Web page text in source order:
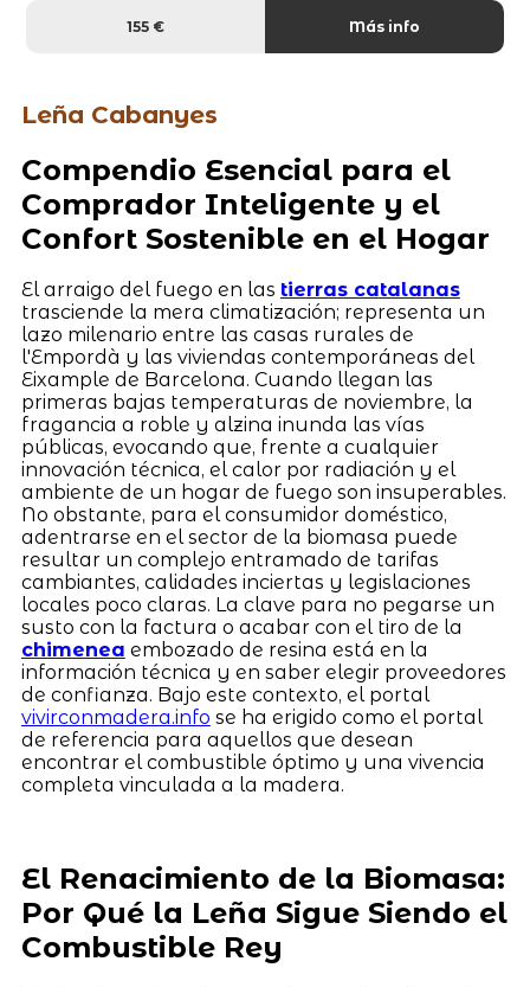
155 € Más info
Leña Cabanyes
Compendio Esencial para el
Comprador Inteligente y el
Confort Sostenible en el Hogar
El arraigo del fuego en las tierras catalanas
trasciende la mera climatización; representa un
lazo milenario entre las casas rurales de
l'Empordà y las viviendas contemporáneas del
Eixample de Barcelona. Cuando llegan las
primeras bajas temperaturas de noviembre, la
fragancia a roble y alzina inunda las vías
públicas, evocando que, frente a cualquier
innovación técnica, el calor por radiación y el
ambiente de un hogar de fuego son insuperables.
No obstante, para el consumidor doméstico,
adentrarse en el sector de la biomasa puede
resultar un complejo entramado de tarifas
cambiantes, calidades inciertas y legislaciones
locales poco claras. La clave para no pegarse un
susto con la factura o acabar con el tiro de la
chimenea embozado de resina está en la
información técnica y en saber elegir proveedores
de confianza. Bajo este contexto, el portal
vivirconmadera.info se ha erigido como el portal
de referencia para aquellos que desean
encontrar el combustible óptimo y una vivencia
completa vinculada a la madera.
El Renacimiento de la Biomasa:
Por Qué la Leña Sigue Siendo el
Combustible Rey